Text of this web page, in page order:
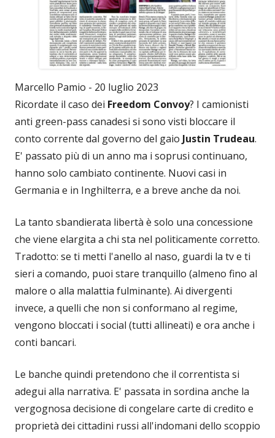
Marcello Pamio - 20 luglio 2023
Ricordate il caso dei Freedom Convoy? I camionisti
anti green-pass canadesi si sono visti bloccare il
conto corrente dal governo del gaio Justin Trudeau.
E' passato più di un anno ma i soprusi continuano,
hanno solo cambiato continente. Nuovi casi in
Germania e in Inghilterra, e a breve anche da noi.
La tanto sbandierata libertà è solo una concessione
che viene elargita a chi sta nel politicamente corretto.
Tradotto: se ti metti l'anello al naso, guardi la tv e ti
sieri a comando, puoi stare tranquillo (almeno fino al
malore o alla malattia fulminante). Ai divergenti
invece, a quelli che non si conformano al regime,
vengono bloccati i social (tutti allineati) e ora anche i
conti bancari.
Le banche quindi pretendono che il correntista si
adegui alla narrativa. E' passata in sordina anche la
vergognosa decisione di congelare carte di credito e
proprietà dei cittadini russi all'indomani dello scoppio